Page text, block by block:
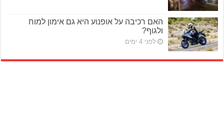
האם רכיבה על אופנוע היא גם אימון למוח
ולגוף?
לפני 4 ימים